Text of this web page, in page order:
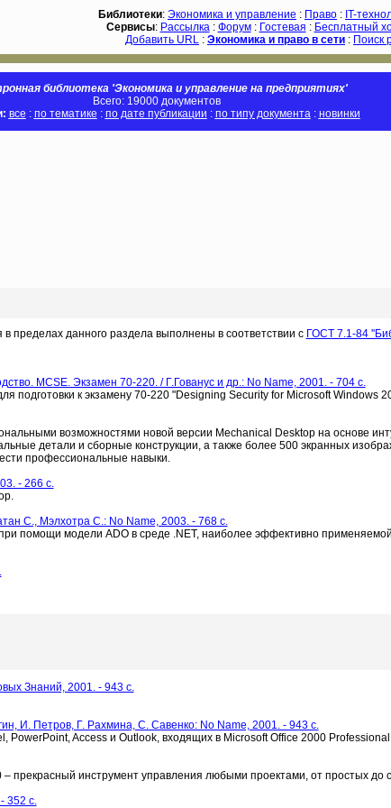
Библиотеки: Экономика и управление : Право : IT-
Сервисы: Рассылка: Форум: Гостевая : Бесплатный
Добавить URL : Экономика и право в сети : Поиск
библиотека 'Экономика и управление на предприятиях'
Всего: 19000 документов
все : по тематике : по дате публикации : по типу документа: новинки
пределах данного раздела выполнены в соответствии с ГОСТ 7.1-84
MCSE. Экзамен 70-220. / Г.Гованус и др.: No Name, 2001. - 704 c.
подготовки к экзамену 70-220 "Designing Security for Microsoft Windows
возможностями новой версии Mechanical Desktop на основе
детали и сборные конструкции, а также более 500 экранных
профессиональные навыки.
- 266 c.
С., Мэлхотра С.: No Name, 2003. - 768 c.
помощи модели ADO в среде .NET, наиболее эффективно
Знаний, 2001. - 943 c.
И. Петров, Г. Рахмина, С. Савенко: No Name, 2001. - 943 c.
Access и Outlook, входящих в Microsoft Office 2000 Professional
прекрасный инструмент управления любыми проектами, от простых до
352 c.